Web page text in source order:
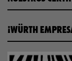
¡WÜRTH